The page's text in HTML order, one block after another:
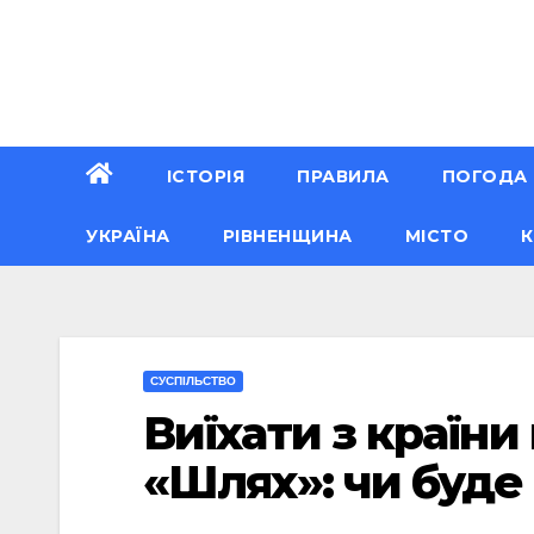
ІСТОРІЯ ПРАВИЛА ПОГОДА
УКРАЇНА РІВНЕНЩИНА МІСТО
CУСПІЛЬСТВО
Виїхати з
«Шлях»: чи буде